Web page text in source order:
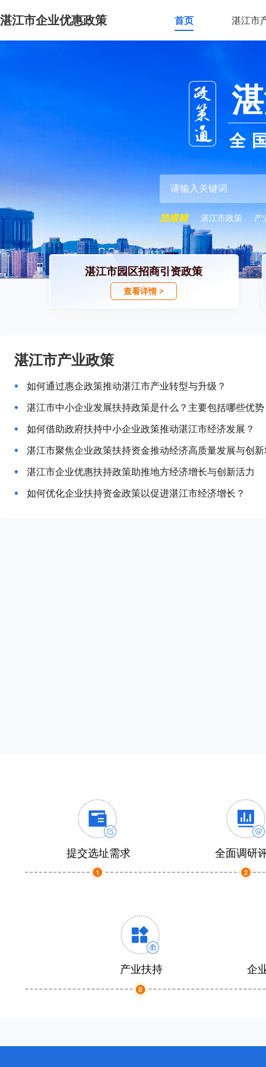
湛江市企业优惠政策 首页 湛江市
全
湛江市政策 产
湛江市园区招商引资政策
查看详情 >
湛江市产业政策
如何通过惠企政策推动湛江市产业转型与升级？
湛江市中小企业发展扶持政策是什么？主要包括哪些优
如何借助政府扶持中小企业政策推动湛江市经济发展？
湛江市聚焦企业政策扶持资金推动经济高质量发展与创
湛江市企业优惠扶持政策助推地方经济增长与创新活力
如何优化企业扶持资金政策以促进湛江市经济增长？
提交选址需求 全面调研
产业扶持 企